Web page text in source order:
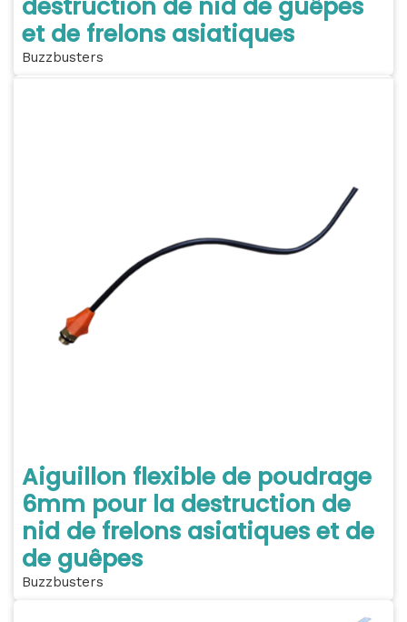
destruction de nid de guêpes
et de frelons asiatiques
Buzzbusters
Aiguillon flexible de poudrage
6mm pour la destruction de
nid de frelons asiatiques et de
de guêpes
Buzzbusters